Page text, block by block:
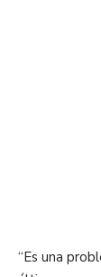
“Es una